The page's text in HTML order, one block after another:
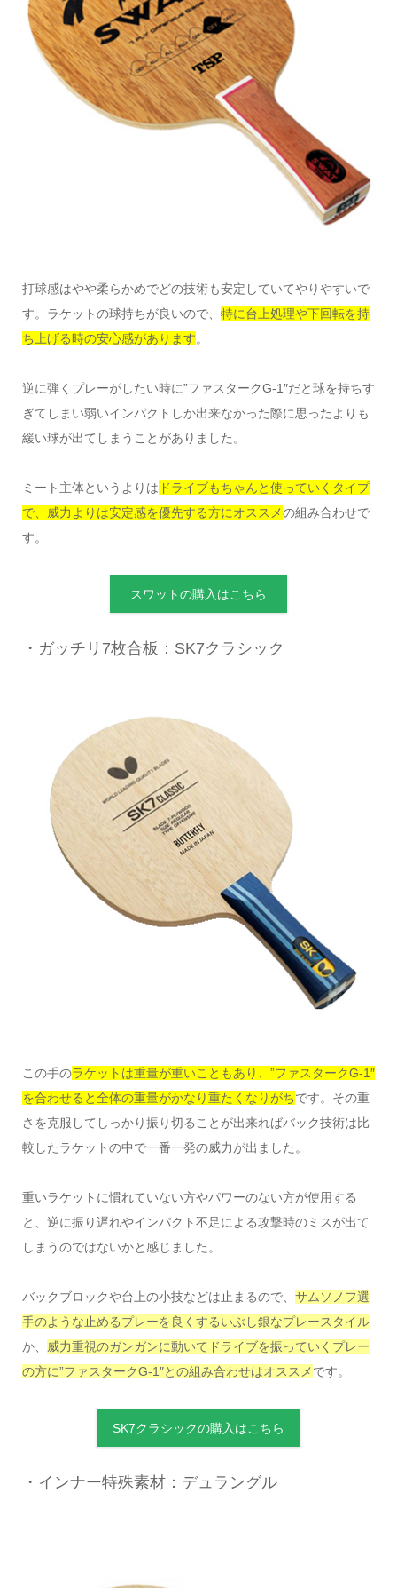
打球感はやや柔らかめでどの技術も安定していてやりやすいで
す。ラケットの球持ちが良いので、 特に台上処理や下回転を持
ち上げる時の安心感があります。
逆に弾くプレーがしたい時に”ファスタークG-1″だと球を持ちす
ぎてしまい弱いインパクトしか出来なかった際に思ったよりも
緩い球が出てしまうことがありました。
ミート主体というよりは ドライブもちゃんと使っていくタイプ
で、威力よりは安定感を優先する方にオススメの組み合わせで
す。
スワットの購入はこちら
・ガッチリ7枚合板：SK7クラシック
この手のラケットは重量が重いこともあり、”ファスタークG-1″
を合わせると全体の重量がかなり重たくなりがちです。その重
さを克服してしっかり振り切ることが出来ればバック技術は比
較したラケットの中で一番一発の威力が出ました。
重いラケットに慣れていない方やパワーのない方が使用する
と、逆に振り遅れやインパクト不足による攻撃時のミスが出て
しまうのではないかと感じました。
バックブロックや台上の小技などは止まるので、 サムソノフ選
手のような止めるプレーを良くするいぶし銀なプレースタイル
か、
威力重視のガンガンに動いてドライブを振っていくプレー
の方に”ファスタークG-1″との組み合わせはオススメ です。
SK7クラシックの購入はこちら
・インナー特殊素材：デュラングル